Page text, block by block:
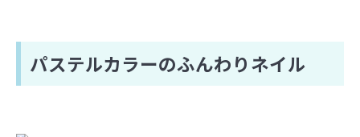
パステルカラーのふんわりネイル